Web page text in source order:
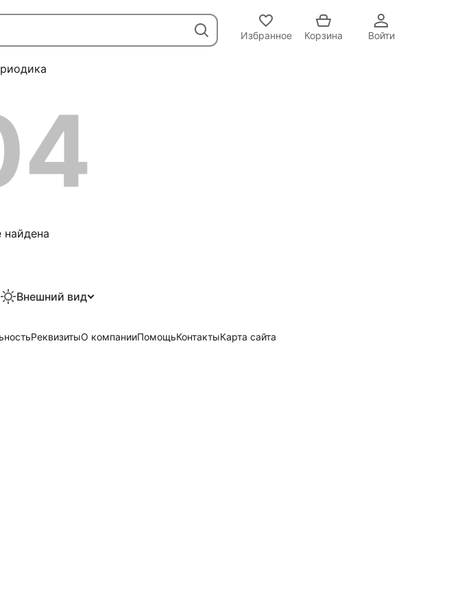
Избранное Корзина Войти
найдена
Внешний вид
РеквизитыО компанииПомощьКонтактыКарта сайта